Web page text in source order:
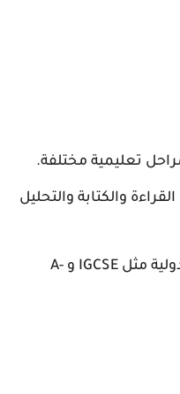
تعليمية مختلفة.
والكتابة والتحليل
تحضير الطلاب لاختبارات دولية مثل IGCSE و A-